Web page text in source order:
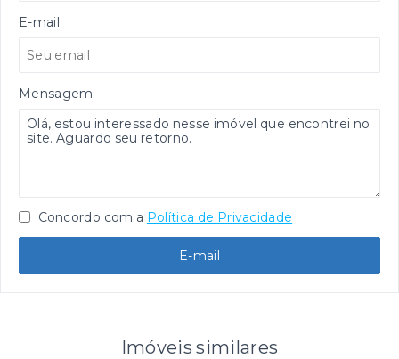
E-mail
Mensagem
Concordo com a Política de Privacidade
E-mail
Imóveis similares